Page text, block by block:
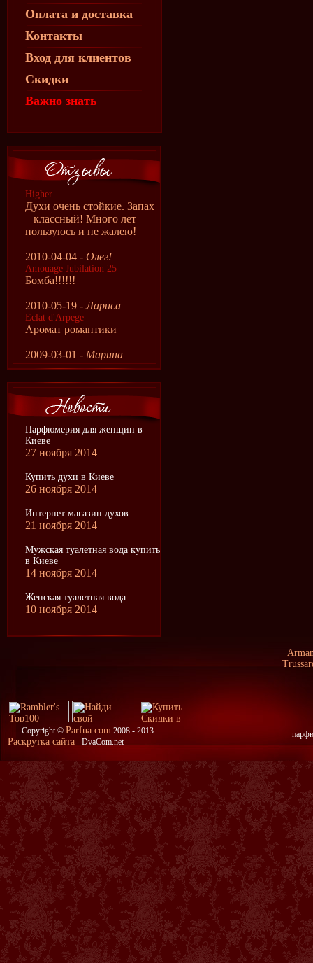
Оплата и доставка
Контакты
Вход для клиентов
Скидки
Важно знать
Higher
Духи очень стойкие. Запах
– классный! Много лет
пользуюсь и не жалею!
2010-04-04 - Олег!
Amouage Jubilation 25
Бомба!!!!!!
2010-05-19 -Лариса
Eclat d'Arpege
Аромат романтики
2009-03-01 - Марина
Парфюмерия для женщин в
Киеве
27 ноября 2014
Купить духи в Киеве
26 ноября 2014
Интернет магазин духов
21 ноября 2014
Мужская туалетная вода купить
в Киеве
14 ноября 2014
Женская туалетная вода
10 ноября 2014
Copyright © Parfua.com 2008 - 2013
Раскрутка сайта - DvaCom.net